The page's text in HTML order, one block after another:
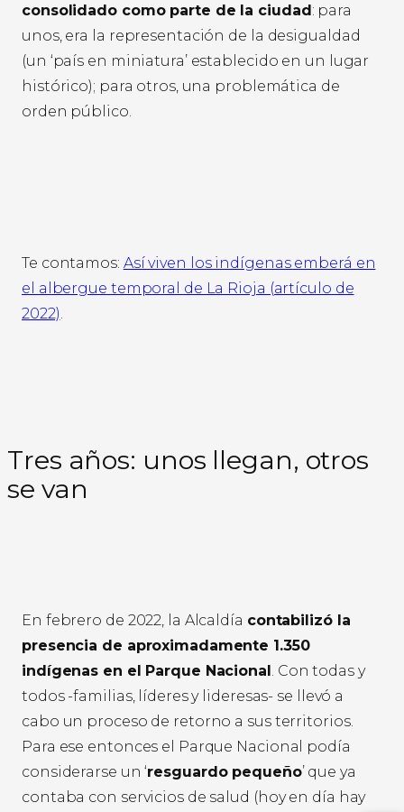
consolidado como parte de la ciudad: para
unos, era la representación de la desigualdad
(un ‘país en miniatura’ establecido en un lugar
histórico); para otros, una problemática de
orden público.
Te contamos: Así viven los indígenas emberá en
el albergue temporal de La Rioja (artículo de
2022).
Tres años: unos llegan, otros
se van
En febrero de 2022, la Alcaldía contabilizó la
presencia de aproximadamente 1.350
indígenas en el Parque Nacional. Con todas y
todos -familias, líderes y lideresas- se llevó a
cabo un proceso de retorno a sus territorios.
Para ese entonces el Parque Nacional podía
considerarse un ‘resguardo pequeño’ que ya
contaba con servicios de salud (hoy en día hay